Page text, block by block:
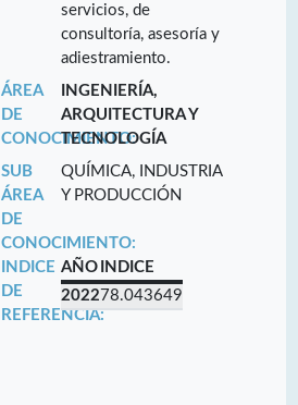
servicios, de
consultoría, asesoría y
adiestramiento.
ÁREA
DE
CONOCIMIENTO:
INGENIERÍA,
ARQUITECTURA Y
TECNOLOGÍA
SUB
ÁREA
DE
CONOCIMIENTO:
QUÍMICA, INDUSTRIA
Y PRODUCCIÓN
INDICE
DE
REFERENCIA:
AÑO INDICE
202278.043649